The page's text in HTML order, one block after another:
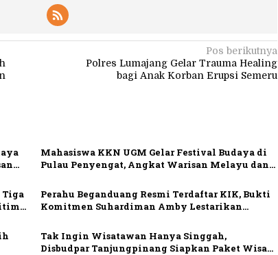
Pos berikutnya
Polres Lumajang Gelar Trauma Healing
bagi Anak Korban Erupsi Semeru
Mahasiswa KKN UGM Gelar Festival Budaya di
Pulau Penyengat, Angkat Warisan Melayu dan
Tiga
Perahu Beganduang Resmi Terdaftar KIK, Bukti
Komitmen Suhardiman Amby Lestarikan
Tak Ingin Wisatawan Hanya Singgah,
Disbudpar Tanjungpinang Siapkan Paket Wisata